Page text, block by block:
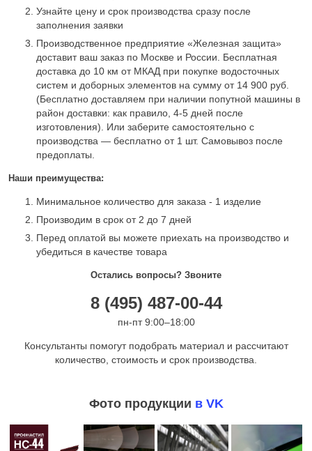
Узнайте цену и срок производства сразу после
заполнения заявки
Производственное предприятие «Железная защита»
доставит ваш заказ по Москве и России. Бесплатная
доставка до 10 км от МКАД при покупке водосточных
систем и доборных элементов на сумму от 14 900 руб.
(Бесплатно доставляем при наличии попутной машины в
район доставки: как правило, 4-5 дней после
изготовления). Или заберите самостоятельно с
производства — бесплатно от 1 шт. Самовывоз после
предоплаты.
Наши преимущества:
Минимальное количество для заказа - 1 изделие
Производим в срок от 2 до 7 дней
Перед оплатой вы можете приехать на производство и
убедиться в качестве товара
Остались вопросы? Звоните
8 (495) 487-00-44
пн-пт 9:00–18:00
Консультанты помогут подобрать материал и рассчитают
количество, стоимость и срок производства.
Фото продукции в VK